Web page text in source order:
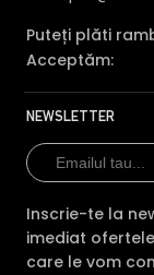
Puteți plăti
Acceptăm:
NEWSLETTER
Inscrie-te la
imediat
care le vom